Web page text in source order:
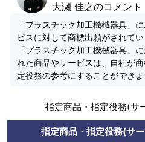
大瀬 佳之のコメント
「プラスチック加工機械器具」
ビスに対して商標出願がされて
「プラスチック加工機械器具」
れた商品やサービスは、自社が
定役務の参考にすることができま
指定商品・指定役務(サ
指定商品・指定役務(サ